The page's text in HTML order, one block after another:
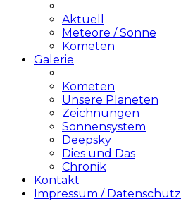
Aktuell
Meteore / Sonne
Kometen
Galerie
Kometen
Unsere Planeten
Zeichnungen
Sonnensystem
Deepsky
Dies und Das
Chronik
Kontakt
Impressum / Datenschutz